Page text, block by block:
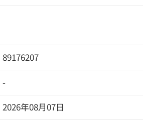
89176207
-
2026年08月07日